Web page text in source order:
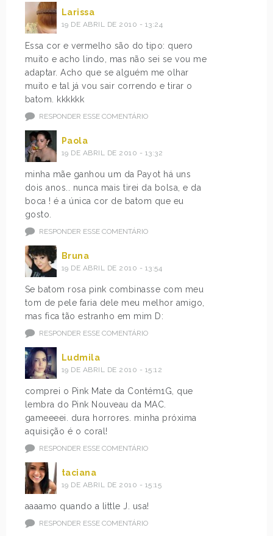
Larissa
19 DE ABRIL DE 2010 - 13:24
Essa cor e vermelho são do tipo: quero
muito e acho lindo, mas não sei se vou me
adaptar. Acho que se alguém me olhar
muito e tal já vou sair correndo e tirar o
batom. kkkkkk
RESPONDER ESSE COMENTÁRIO
Paola
19 DE ABRIL DE 2010 - 13:32
minha mãe ganhou um da Payot há uns
dois anos.. nunca mais tirei da bolsa, e da
boca ! é a única cor de batom que eu
gosto.
RESPONDER ESSE COMENTÁRIO
Bruna
19 DE ABRIL DE 2010 - 13:54
Se batom rosa pink combinasse com meu
tom de pele faria dele meu melhor amigo,
mas fica tão estranho em mim D:
RESPONDER ESSE COMENTÁRIO
Ludmila
19 DE ABRIL DE 2010 - 15:12
comprei o Pink Mate da Contém1G, que
lembra do Pink Nouveau da MAC.
gameeeei. dura horrores. minha próxima
aquisição é o coral!
RESPONDER ESSE COMENTÁRIO
taciana
19 DE ABRIL DE 2010 - 15:15
aaaamo quando a little J. usa!
RESPONDER ESSE COMENTÁRIO